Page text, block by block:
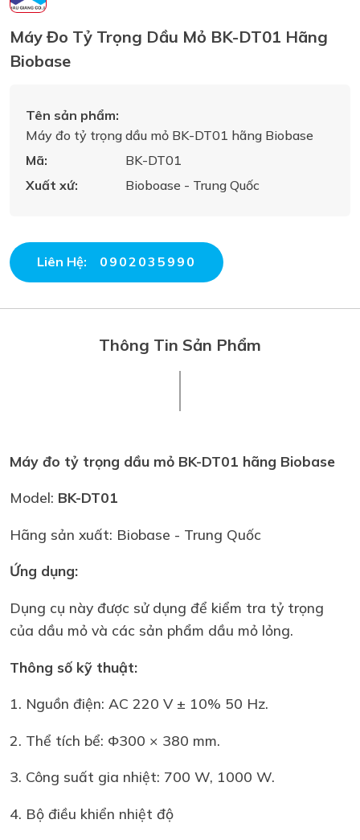
Máy Đo Tỷ Trọng Dầu Mỏ BK-DT01 Hãng
Biobase
Tên sản phẩm:
Máy đo tỷ trọng dầu mỏ BK-DT01 hãng Biobase
Mã:
BK-DT01
Xuất xứ:
Bioboase - Trung Quốc
Liên Hệ: 0902035990
Thông Tin Sản Phẩm
Máy đo tỷ trọng dầu mỏ BK-DT01 hãng Biobase
Model: BK-DT01
Hãng sản xuất: Biobase - Trung Quốc
Ứng dụng:
Dụng cụ này được sử dụng để kiểm tra tỷ trọng
của dầu mỏ và các sản phẩm dầu mỏ lỏng.
Thông số kỹ thuật:
1. Nguồn điện: AC 220 V ± 10% 50 Hz.
2. Thể tích bể: Φ300 × 380 mm.
3. Công suất gia nhiệt: 700 W, 1000 W.
4. Bộ điều khiển nhiệt độ